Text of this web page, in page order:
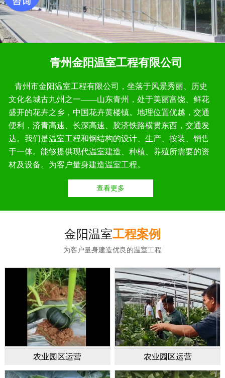
青州金阳温室工程有限公司
青州市金阳温室工程有限公司，坐落于风景秀丽、历史
文化名城古九州之一——山东青州，处于美丽富饶、鲜花
盛开的花卉之乡，中国花卉黄楼镇。地理位置优越，交通
便利，济青高速、长深高速、胶济铁路横贯东西，交通发
达。我们是温室工程和钢结构的设计、生产、按装、销售
于一体。能够提供现代温室建造、种植、养殖所需要的资
材及设备。为客户量身建造温室工程。
查看更多
金阳温室工程案例
为客户量身建造优良的温室工程
农业园区运营 农业园区运营